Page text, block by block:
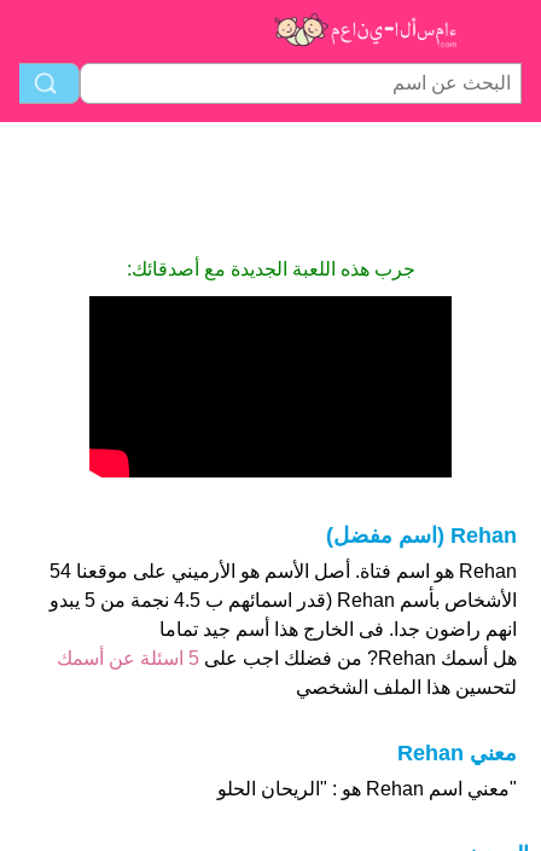
جرب هذه اللعبة الجديدة مع أصدقائك:
Rehan (اسم مفضل)
Rehan هو اسم فتاة. أصل الأسم هو الأرميني على موقعنا 54
الأشخاص بأسم Rehan (قدر اسمائهم ب 4.5 نجمة من 5 يبدو
انهم راضون جدا. فى الخارج هذا أسم جيد تماما
هل أسمك Rehan? من فضلك اجب على
5 اسئلة عن أسمك
لتحسين هذا الملف الشخصي
معني Rehan
"معني اسم Rehan هو : "الريحان الحلو